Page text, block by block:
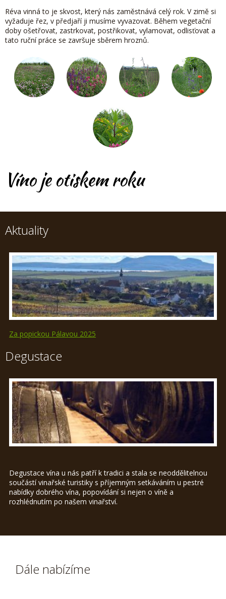
Réva vinná to je skvost, který nás zaměstnává celý rok. V zimě si
vyžaduje řez, v předjaří ji musíme vyvazovat. Během vegetační
doby ošetřovat, zastrkovat, postřikovat, vylamovat, odlisťovat a
tato ruční práce se završuje sběrem hroznů.
Víno je otiskem roku
Aktuality
Za popickou Pálavou 2025
Degustace
Degustace vína u nás patří k tradici a stala se neoddělitelnou
součástí vinařské turistiky s příjemným setkáváním u pestré
nabídky dobrého vína, popovídání si nejen o víně a
rozhlédnutím po našem vinařství.
Dále nabízíme